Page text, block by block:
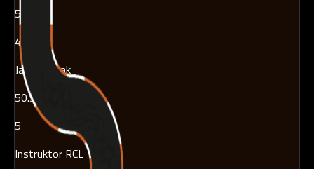
50.405
4
Jan Walczak
50.565
5
Instruktor RCL